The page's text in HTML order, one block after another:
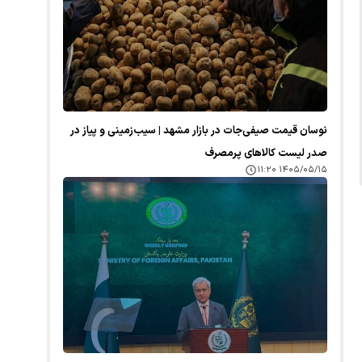
نوسان قیمت صیفی‌جات در بازار مشهد | سیب‌زمینی و پیاز در
صدر لیست کالا‌های پرمصرف
۱۴۰۵/۰۵/۱۵ ۱۱:۲۰